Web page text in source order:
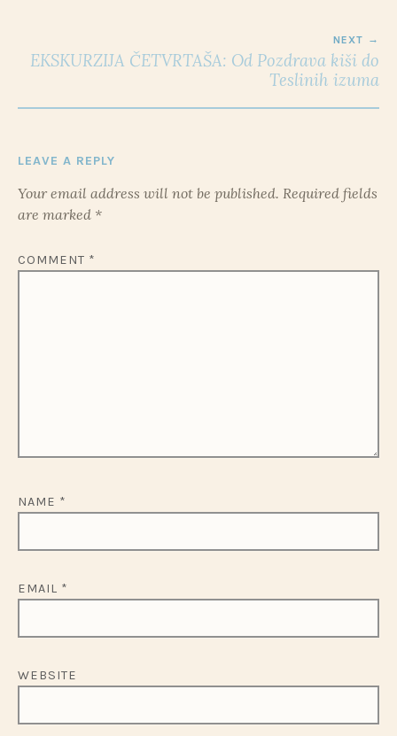
NEXT
EKSKURZIJA ČETVRTAŠA: Od Pozdrava kiši do
Teslinih izuma
LEAVE A REPLY
Your email address will not be published. Required fields
are marked *
COMMENT *
NAME *
EMAIL *
WEBSITE